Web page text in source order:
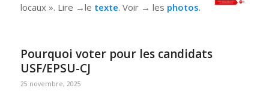
locaux ». Lire →le texte. Voir → les photos.
Pourquoi voter pour les candidats
USF/EPSU-CJ
25 novembre, 2025